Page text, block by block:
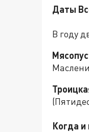
Даты
В году
Когда и